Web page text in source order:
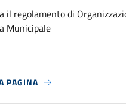
il regolamento di
Municipale
PAGINA